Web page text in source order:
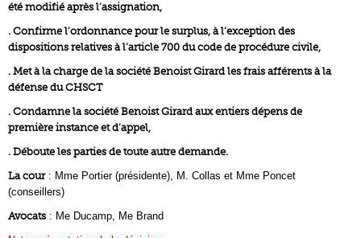
été modifié après l’assignation,
. Confirme l’ordonnance pour le surplus, à l’exception des
dispositions relatives à l’article 700 du code de procédure civile,
. Met à la charge de la société Benoist Girard les frais afférents à la
défense du CHSCT
. Condamne la société Benoist Girard aux entiers dépens de
première instance et d’appel,
. Déboute les parties de toute autre demande.
La cour: Mme Portier (présidente), M. Collas et Mme Poncet
(conseillers)
Avocats : Me Ducamp, Me Brand